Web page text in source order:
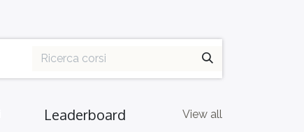
View all
Leaderboard